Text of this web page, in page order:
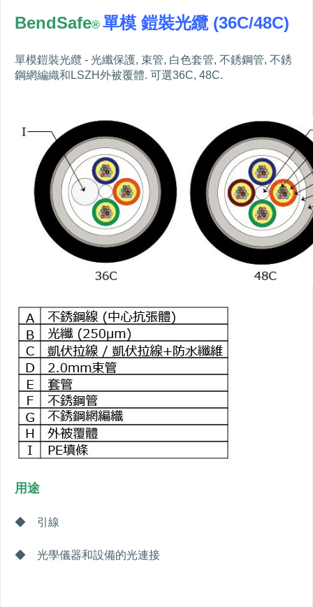
BendSafe® 單模 鎧裝光纜(36C/48C)
單模鎧裝光纜 - 光纖保護, 束管, 白色套管, 不銹鋼管, 不銹
鋼網編織和 LSZH外被覆體. 可選36C, 48C.
用途
◆ 引線
◆ 光學儀器和設備的光連接